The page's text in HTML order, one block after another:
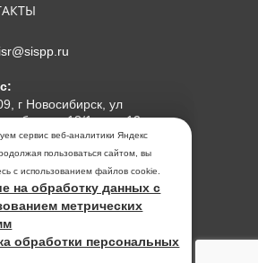
сервис веб-аналитики Яндекс
пользоваться сайтом, вы
с использованием файлов cookie.
на обработку данных с
метрических
обработки персональных
г Новосибирск, ул
д 18/1, пом 12
"МИПКП"
обработки
данных